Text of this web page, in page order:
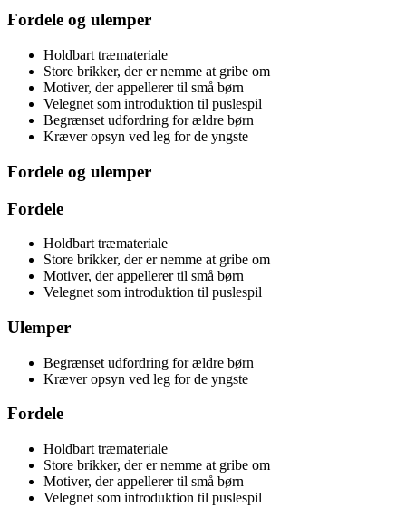
Fordele og ulemper
Holdbart træmateriale
Store brikker, der er nemme at gribe om
Motiver, der appellerer til små børn
Velegnet som introduktion til puslespil
Begrænset udfordring for ældre børn
Kræver opsyn ved leg for de yngste
Fordele og ulemper
Fordele
Holdbart træmateriale
Store brikker, der er nemme at gribe om
Motiver, der appellerer til små børn
Velegnet som introduktion til puslespil
Ulemper
Begrænset udfordring for ældre børn
Kræver opsyn ved leg for de yngste
Fordele
Holdbart træmateriale
Store brikker, der er nemme at gribe om
Motiver, der appellerer til små børn
Velegnet som introduktion til puslespil